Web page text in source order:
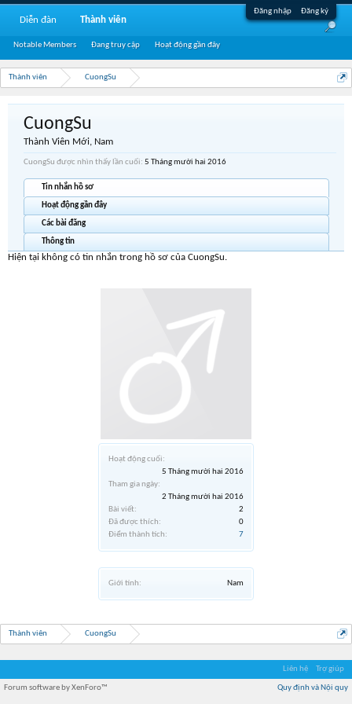
Đăng nhập Đăng ký
Thành viên CuongSu
Hoạt động cuối:
5 Tháng mười hai 2016
Tham gia ngày:
2 Tháng mười hai 2016
Bài viết:
2
Đã được thích:
0
Điểm thành tích:
7
Giới tính: Nam
CuongSu
Thành Viên Mới, Nam
CuongSu được nhìn thấy lần cuối: 5 Tháng mười hai 2016
Tin nhắn hồ sơ
Hoạt động gần đây
Các bài đăng
Thông tin
Hiện tại không có tin nhắn trong hồ sơ của CuongSu.
Thành viên CuongSu
Diễn đàn Thành viên
Notable Members Đang truy cập Hoạt động gần đây
Liên hệ Trợ giúp
Quy định và Nội quy
Forum software by XenForo™